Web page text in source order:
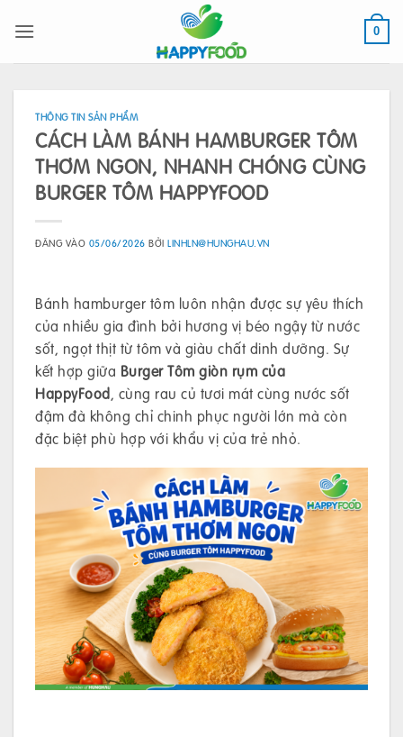
qua
0
THÔNG TIN SẢN PHẨM
CÁCH LÀM BÁNH HAMBURGER TÔM
THƠM NGON, NHANH CHÓNG CÙNG
BURGER TÔM HAPPYFOOD
ĐĂNG VÀO 05/06/2026 BỞILINHLN@HUNGHAU.VN
Bánh hamburger tôm luôn nhận được sự yêu thích
của nhiều gia đình bởi hương vị béo ngậy từ nước
sốt, ngọt thịt từ tôm và giàu chất dinh dưỡng. Sự
kết hợp giữa Burger Tôm giòn rụm của
HappyFood, cùng rau củ tươi mát cùng nước sốt
đậm đà không chỉ chinh phục người lớn mà còn
đặc biệt phù hợp với khẩu vị của trẻ nhỏ.